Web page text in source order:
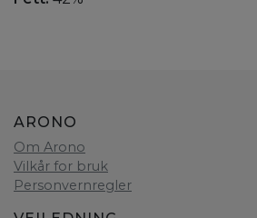
ARONO
Om Arono
Vilkår for bruk
Personvernregler